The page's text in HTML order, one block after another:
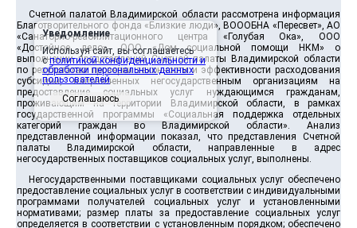
Счетной палатой Владимирской области рассмотрена информация
Благотворительного фонда «Близкие люди», ВОООБНА «Пересвет», АО
«Санаторно-реабилитационного центра «Голубая Ока», ООО
«Достойное дело», ООО «Дом социальной помощи НКМ» о
выполнении представлений Счетной палаты Владимирской области
по результатам проверки законности и эффективности расходования
субсидий, направленных негосударственным организациям на
предоставление социальных услуг нуждающимся гражданам,
проживающим на территории Владимирской области, в рамках
государственной программы «Социальная поддержка отдельных
категорий граждан во Владимирской области». Анализ
представленной информации показал, что представления Счетной
палаты Владимирской области, направленные в адрес
негосударственных поставщиков социальных услуг, выполнены.
Негосударственными поставщиками социальных услуг обеспечено
предоставление социальных услуг в соответствии с индивидуальными
программами получателей социальных услуг и установленными
нормативами; размер платы за предоставление социальных услуг
определяется в соответствии с установленным порядком; обеспечено
Уведомление
Используя сайт, вы соглашаетесь
сполитикой конфиденциальности и
обработки персональных данных
пользователей.
Соглашаюсь